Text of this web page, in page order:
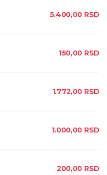
5.400,00 RSD
150,00 RSD
1.772,00 RSD
1.000,00 RSD
200,00 RSD